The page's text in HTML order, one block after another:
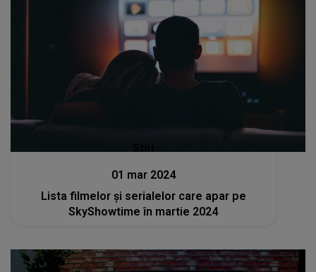
01 mar 2024
Lista filmelor și serialelor care apar pe
SkyShowtime în martie 2024